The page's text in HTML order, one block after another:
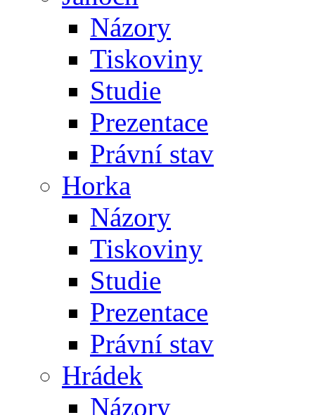
Názory
Tiskoviny
Studie
Prezentace
Právní stav
Horka
Názory
Tiskoviny
Studie
Prezentace
Právní stav
Hrádek
Názory